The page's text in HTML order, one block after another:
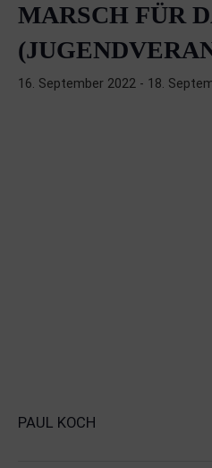
MARSCH FÜR
16. September 2022 - 18.
PAUL KOCH